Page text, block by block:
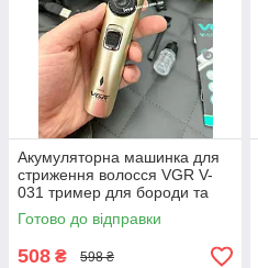
Акумуляторна машинка для
стриження волосся VGR V-
031 тример для бороди та
вусів із 2 змінними насадками
Готово до відправки
508 ₴ 598 ₴